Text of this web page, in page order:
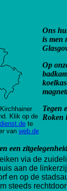
Ons
is men
Op
Tegen
Roken
Klik op de
te
van web.de
een
via de
aan de
en op de
steeds